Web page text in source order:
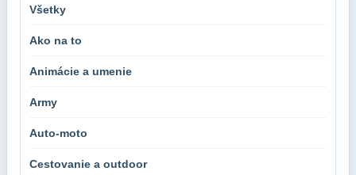
Všetky
Ako na to
Animácie a umenie
Army
Auto-moto
Cestovanie a outdoor